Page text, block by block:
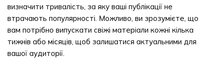
визначити тривалість, за яку ваші публікації не
втрачають популярності. Можливо, ви зрозумієте, що
вам потрібно випускати свіжі матеріали кожні кілька
тижнів або місяців, щоб залишатися актуальними для
вашої аудиторії.